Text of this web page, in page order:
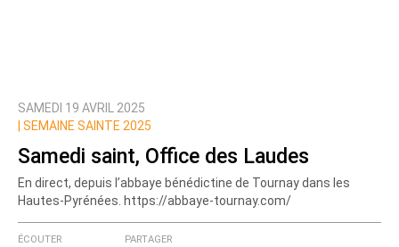
SAMEDI 19 AVRIL 2025
SEMAINE SAINTE 2025
Samedi saint, Office des Laudes
En direct, depuis l’abbaye bénédictine de Tournay dans les
Hautes-Pyrénées. https://abbaye-tournay.com/
ÉCOUTER PARTAGER